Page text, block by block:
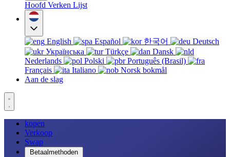
Hoofd Verken Lijst
English Español 한국어
Deutsch
Українська
Türkçe
Dansk
Nederlands
Polski
Português (Brasil)
Français
Italiano
Norsk bokmål
Aan de slag
kopen
Verkoop
Swap
Betaalmethoden